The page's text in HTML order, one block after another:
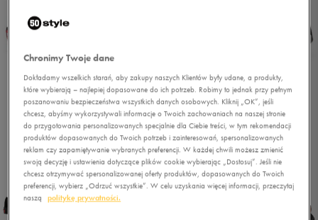
Chronimy Twoje dane
Dokładamy wszelkich starań, aby zakupy naszych Klientów były udane, a produkty,
które wybierają – najlepiej dopasowane do ich potrzeb. Robimy to jednak przy pełnym
poszanowaniu bezpieczeństwa wszystkich danych osobowych. Kliknij „OK”, jeśli
chcesz, abyśmy wykorzystywali informacje o Twoich zachowaniach na naszej stronie
do przygotowania personalizowanych specjalnie dla Ciebie treści, w tym rekomendacji
produktów dopasowanych do Twoich potrzeb i zainteresowań, spersonalizowanych
reklam czy zapamiętywanie wybranych preferencji. W każdej chwili możesz zmienić
swoją decyzję i ustawienia dotyczące plików cookie wybierając „Dostosuj”. Jeśli nie
chcesz otrzymywać spersonalizowanej oferty produktów, dopasowanych do Twoich
preferencji, wybierz „Odrzuć wszystkie”. W celu uzyskania więcej informacji, przeczytaj
naszą
politykę prywatności.